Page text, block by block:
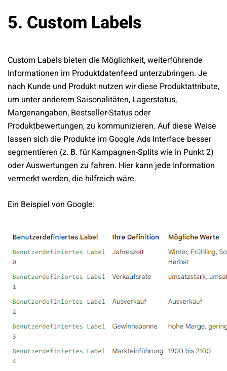
5. Custom Labels
Custom Labels bieten die Möglichkeit, weiterführende
Informationen im Produktdatenfeed unterzubringen. Je
nach Kunde und Produkt nutzen wir diese Produktattribute,
um unter anderem Saisonalitäten, Lagerstatus,
Margenangaben, Bestseller-Status oder
Produktbewertungen, zu kommunizieren. Auf diese Weise
lassen sich die Produkte im Google Ads Interface besser
segmentieren (z. B. für Kampagnen-Splits wie in Punkt 2)
oder Auswertungen zu fahren. Hier kann jede Information
vermerkt werden, die hilfreich wäre.
Ein Beispiel von Google: